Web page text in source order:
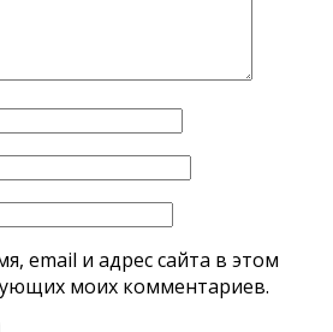
email и адрес сайта в этом
моих комментариев.